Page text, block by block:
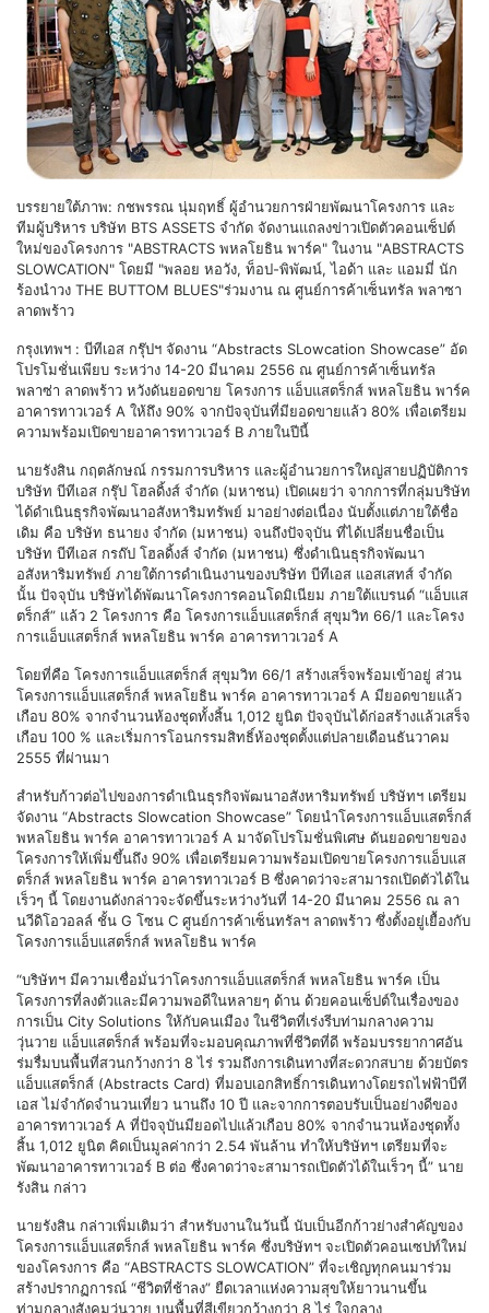
บรรยายใต้ภาพ: กชพรรณ นุ่มฤทธิ์ ผู้อำนวยการฝ่ายพัฒนาโครงการ และ
ทีมผู้บริหาร บริษัท BTS ASSETS จำกัด จัดงานแถลงข่าวเปิดตัวคอนเซ็ปต์
ใหม่ของโครงการ "ABSTRACTS พหลโยธิน พาร์ค" ในงาน "ABSTRACTS
SLOWCATION" โดยมี "พลอย หอวัง, ท็อป-พิพัฒน์, ไอด้า และ แอมมี่ นัก
ร้องนำวง THE BUTTOM BLUES"ร่วมงาน ณ ศูนย์การค้าเซ็นทรัล พลาซา
ลาดพร้าว
กรุงเทพฯ : บีทีเอส กรุ๊ปฯ จัดงาน “Abstracts SLowcation Showcase” อัด
โปรโมชั่นเพียบ ระหว่าง 14-20 มีนาคม 2556 ณ ศูนย์การค้าเซ็นทรัล
พลาซ่า ลาดพร้าว หวังดันยอดขาย โครงการ แอ็บแสตร็กส์ พหลโยธิน พาร์ค
อาคารทาวเวอร์ A ให้ถึง 90% จากปัจจุบันที่มียอดขายแล้ว 80% เพื่อเตรียม
ความพร้อมเปิดขายอาคารทาวเวอร์ B ภายในปีนี้
นายรังสิน กฤตลักษณ์ กรรมการบริหาร และผู้อำนวยการใหญ่สายปฏิบัติการ
บริษัท บีทีเอส กรุ๊ป โฮลดิ้งส์ จำกัด (มหาชน) เปิดเผยว่า จากการที่กลุ่มบริษัท
ได้ดำเนินธุรกิจพัฒนาอสังหาริมทรัพย์ มาอย่างต่อเนื่อง นับตั้งแต่ภายใต้ชื่อ
เดิม คือ บริษัท ธนายง จำกัด (มหาชน) จนถึงปัจจุบัน ที่ได้เปลี่ยนชื่อเป็น
บริษัท บีทีเอส กรถ๊ป โฮลดิ้งส์ จำกัด (มหาชน) ซึ่งดำเนินธุรกิจพัฒนา
อสังหาริมทรัพย์ ภายใต้การดำเนินงานของบริษัท บีทีเอส แอสเสทส์ จำกัด
นั้น ปัจจุบัน บริษัทได้พัฒนาโครงการคอนโดมิเนียม ภายใต้แบรนด์ “แอ็บแส
ตร็กส์” แล้ว 2 โครงการ คือ โครงการแอ็บแสตร็กส์ สุขุมวิท 66/1 และโครง
การแอ็บแสตร็กส์ พหลโยธิน พาร์ค อาคารทาวเวอร์ A
โดยที่คือ โครงการแอ็บแสตร็กส์ สุขุมวิท 66/1 สร้างเสร็จพร้อมเข้าอยู่ ส่วน
โครงการแอ็บแสตร็กส์ พหลโยธิน พาร์ค อาคารทาวเวอร์ A มียอดขายแล้ว
เกือบ 80% จากจำนวนห้องชุดทั้งสิ้น 1,012 ยูนิต ปัจจุบันได้ก่อสร้างแล้วเสร็จ
เกือบ 100 % และเริ่มการโอนกรรมสิทธิ์ห้องชุดตั้งแต่ปลายเดือนธันวาคม
2555 ที่ผ่านมา
สำหรับก้าวต่อไปของการดำเนินธุรกิจพัฒนาอสังหาริมทรัพย์ บริษัทฯ เตรียม
จัดงาน “Abstracts Slowcation Showcase” โดยนำโครงการแอ็บแสตร็กส์
พหลโยธิน พาร์ค อาคารทาวเวอร์ A มาจัดโปรโมชั่นพิเศษ ดันยอดขายของ
โครงการให้เพิ่มขึ้นถึง 90% เพื่อเตรียมความพร้อมเปิดขายโครงการแอ็บแส
ตร็กส์ พหลโยธิน พาร์ค อาคารทาวเวอร์ B ซึ่งคาดว่าจะสามารถเปิดตัวได้ใน
เร็วๆ นี้ โดยงานดังกล่าวจะจัดขึ้นระหว่างวันที่ 14-20 มีนาคม 2556 ณ ลา
นวีดิโอวอลล์ ชั้น G โซน C ศูนย์การค้าเซ็นทรัลฯ ลาดพร้าว ซึ่งตั้งอยู่เยื้องกับ
โครงการแอ็บแสตร็กส์ พหลโยธิน พาร์ค
“บริษัทฯ มีความเชื่อมั่นว่าโครงการแอ็บแสตร็กส์ พหลโยธิน พาร์ค เป็น
โครงการที่ลงตัวและมีความพอดีในหลายๆ ด้าน ด้วยคอนเซ็ปต์ในเรื่องของ
การเป็น City Solutions ให้กับคนเมือง ในชีวิตที่เร่งรีบท่ามกลางความ
วุ่นวาย แอ็บแสตร็กส์ พร้อมที่จะมอบคุณภาพที่ชีวิตที่ดี พร้อมบรรยากาศอัน
ร่มรื่มบนพื้นที่สวนกว้างกว่า 8 ไร่ รวมถึงการเดินทางที่สะดวกสบาย ด้วยบัตร
แอ็บแสตร็กส์ (Abstracts Card) ที่มอบเอกสิทธิ์การเดินทางโดยรถไฟฟ้าบีที
เอส ไม่จำกัดจำนวนเที่ยว นานถึง 10 ปี และจากการตอบรับเป็นอย่างดีของ
อาคารทาวเวอร์ A ที่ปัจจุบันมียอดไปแล้วเกือบ 80% จากจำนวนห้องชุดทั้ง
สิ้น 1,012 ยูนิต คิดเป็นมูลค่ากว่า 2.54 พันล้าน ทำให้บริษัทฯ เตรียมที่จะ
พัฒนาอาคารทาวเวอร์ B ต่อ ซึ่งคาดว่าจะสามารถเปิดตัวได้ในเร็วๆ นี้” นาย
รังสิน กล่าว
นายรังสิน กล่าวเพิ่มเติมว่า สำหรับงานในวันนี้ นับเป็นอีกก้าวย่างสำคัญของ
โครงการแอ็บแสตร็กส์ พหลโยธิน พาร์ค ซึ่งบริษัทฯ จะเปิดตัวคอนเซปท์ใหม่
ของโครงการ คือ “ABSTRACTS SLOWCATION” ที่จะเชิญทุกคนมาร่วม
สร้างปรากฏการณ์ “ชีวิตที่ช้าลง” ยืดเวลาแห่งความสุขให้ยาวนานขึ้น
ท่ามกลางสังคมวุ่นวาย บนพื้นที่สีเขียวกว้างกว่า 8 ไร่ ใจกลาง